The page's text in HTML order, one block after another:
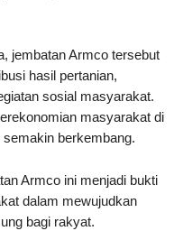
jembatan Armco tersebut
hasil pertanian,
sosial masyarakat.
masyarakat di
berkembang.
Armco ini menjadi bukti
dalam mewujudkan
bagi rakyat.